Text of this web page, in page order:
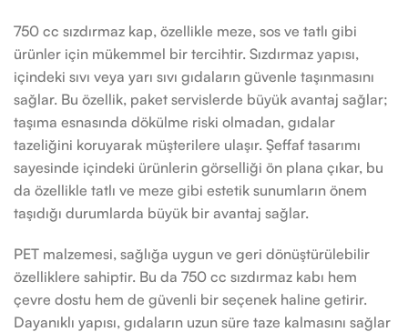
750 cc sızdırmaz kap, özellikle meze, sos ve tatlı gibi
ürünler için mükemmel bir tercihtir. Sızdırmaz yapısı,
içindeki sıvı veya yarı sıvı gıdaların güvenle taşınmasını
sağlar. Bu özellik, paket servislerde büyük avantaj sağlar;
taşıma esnasında dökülme riski olmadan, gıdalar
tazeliğini koruyarak müşterilere ulaşır. Şeffaf tasarımı
sayesinde içindeki ürünlerin görselliği ön plana çıkar, bu
da özellikle tatlı ve meze gibi estetik sunumların önem
taşıdığı durumlarda büyük bir avantaj sağlar.
PET malzemesi, sağlığa uygun ve geri dönüştürülebilir
özelliklere sahiptir. Bu da 750 cc sızdırmaz kabı hem
çevre dostu hem de güvenli bir seçenek haline getirir.
Dayanıklı yapısı, gıdaların uzun süre taze kalmasını sağlar